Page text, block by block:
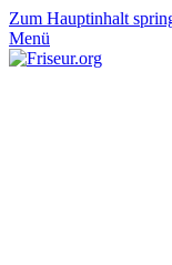
Zum Hauptinhalt
Menü